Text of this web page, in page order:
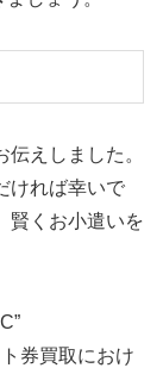
えしました。
ければ幸いで
賢くお小遣いを
券買取におけ